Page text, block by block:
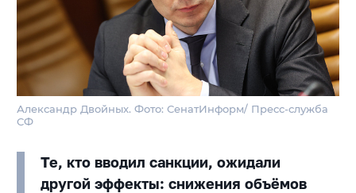
Александр Двойных. Фото: СенатИнформ/ Пресс-служба
СФ
Те, кто вводил санкции, ожидали
другой эффекты: снижения объёмов